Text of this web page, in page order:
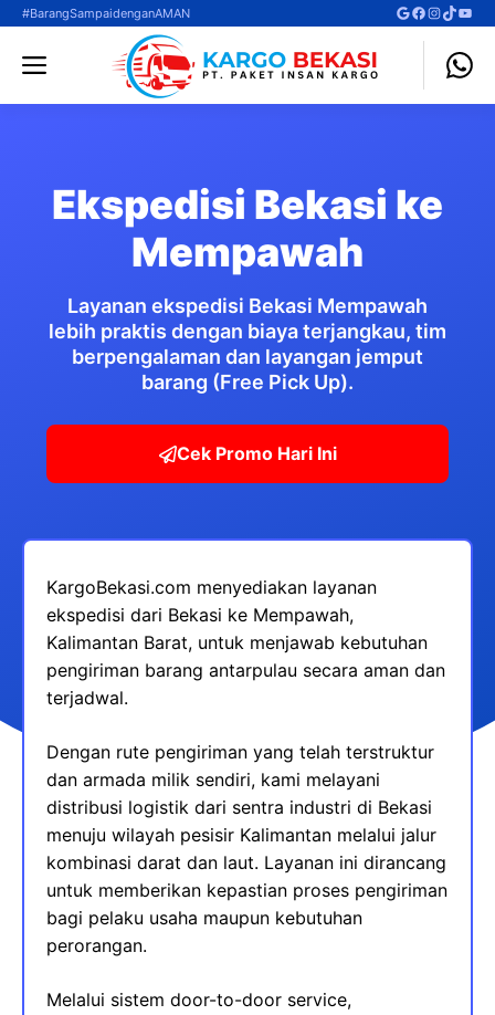
Langsung
#BarangSampaidenganAMAN Google
Facebook
TikTok
Menu
Ekspedisi Bekasi ke
Mempawah
Layanan ekspedisi Bekasi Mempawah
lebih praktis dengan biaya terjangkau, tim
berpengalaman dan layangan jemput
barang (Free Pick Up).
Cek Promo Hari Ini
KargoBekasi.com menyediakan layanan
ekspedisi dari Bekasi ke Mempawah,
Kalimantan Barat, untuk menjawab kebutuhan
pengiriman barang antarpulau secara aman dan
terjadwal.
Dengan rute pengiriman yang telah terstruktur
dan armada milik sendiri, kami melayani
distribusi logistik dari sentra industri di Bekasi
menuju wilayah pesisir Kalimantan melalui jalur
kombinasi darat dan laut. Layanan ini dirancang
untuk memberikan kepastian proses pengiriman
bagi pelaku usaha maupun kebutuhan
perorangan.
Melalui sistem door-to-door service,